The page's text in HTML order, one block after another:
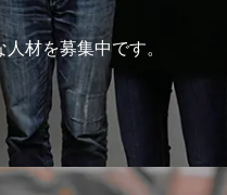
材を募集中です。